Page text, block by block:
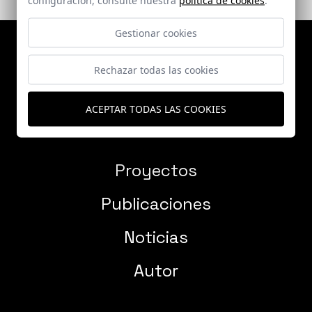
Proyectos
Publicaciones
Noticias
Autor
Gestionar cookies
Rechazar todas las cookies
ACEPTAR TODAS LAS COOKIES